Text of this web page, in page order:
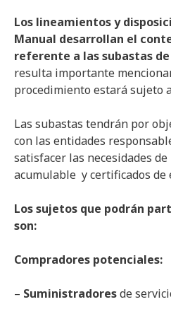
Los lineamientos y
Manual desarrollan el
referente a las subastas
resulta importante
procedimiento estará sujeto
Las subastas tendrán por
con las entidades
satisfacer las necesidades
acumulable y certificados de
Los sujetos que podrán
son:
Compradores potenciales:
– Suministradoresde